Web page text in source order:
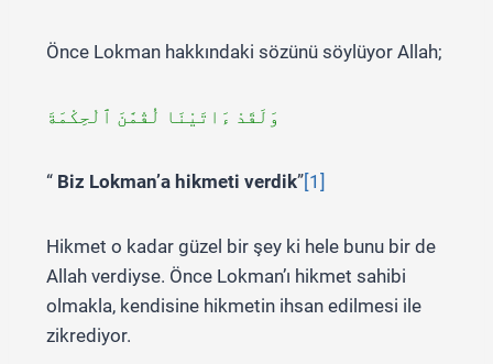
Önce Lokman hakkındaki sözünü söylüyor Allah;
وَلَقَدْ ءَاتَيْنَا لُقْمَٰنَ ٱلْحِكْمَةَ
“ Biz Lokman’a hikmeti verdik”[1]
Hikmet o kadar güzel bir şey ki hele bunu bir de
Allah verdiyse. Önce Lokman’ı hikmet sahibi
olmakla, kendisine hikmetin ihsan edilmesi ile
zikrediyor.